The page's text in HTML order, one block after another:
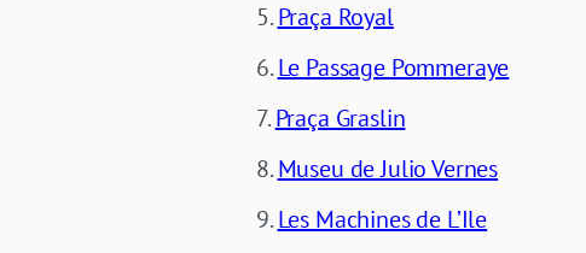
Praça Royal
Le Passage Pommeraye
Praça Graslin
Museu de Julio Vernes
Les Machines de L’Ile